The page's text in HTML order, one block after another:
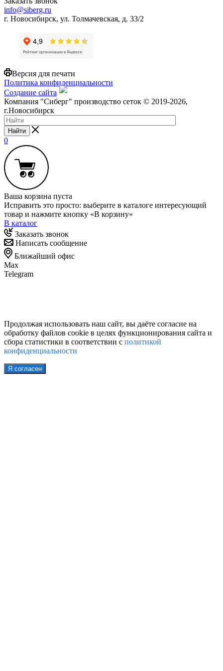
info@siberg.ru
г. Новосибирск, ул. Толмачевская, д. 33/2
Версия для печати
Политика конфиденциальности
Создание сайта
Компания "Сиберг" производство сеток © 2019-2026,
г.Новосибирск
Найти
0
Ваша корзина пуста
Исправить это просто: выберите в каталоге интересующий
товар и нажмите кнопку «В корзину»
В каталог
Заказать звонок
Написать сообщение
Ближайший офис
Max
Telegram
Продолжая использовать наш сайт, вы даёте согласие на
обработку файлов cookie в целях функционирования сайта и
сбора статистики в соответствии с политикой
конфиденциальности
Я согласен